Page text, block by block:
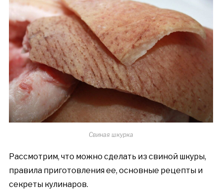
Свиная шкурка
Рассмотрим, что можно сделать из свиной шкуры,
правила приготовления ее, основные рецепты и
секреты кулинаров.